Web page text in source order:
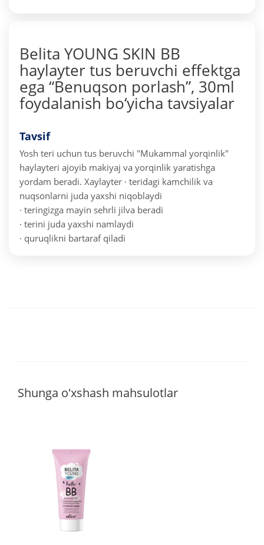
Belita YOUNG SKIN BB
haylayter tus beruvchi effektga
ega “Benuqson porlash”, 30ml
foydalanish bo‘yicha tavsiyalar
Tavsif
Yosh teri uchun tus beruvchi "Mukammal yorqinlik"
haylayteri ajoyib makiyaj va yorqinlik yaratishga
yordam beradi. Xaylayter · teridagi kamchilik va
nuqsonlarni juda yaxshi niqoblaydi
· teringizga mayin sehrli jilva beradi
· terini juda yaxshi namlaydi
· quruqlikni bartaraf qiladi
Shunga o'xshash mahsulotlar